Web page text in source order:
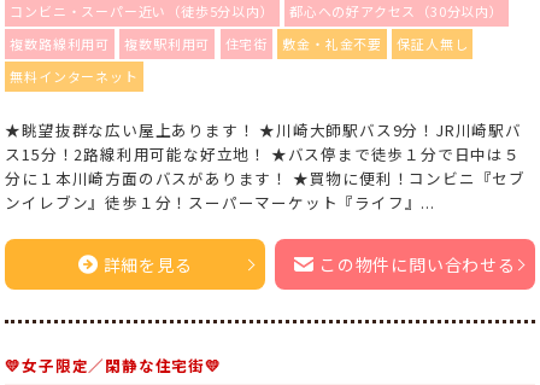
コンビニ・スーパー近い（徒歩5分以内）
都心への好アクセス（30分以内）
複数路線利用可
複数駅利用可 住宅街 敷金・礼金不要
保証人無し
無料インターネット
★眺望抜群な広い屋上あります！ ★川崎大師駅バス9分！JR川崎駅バ
ス15分！2路線利用可能な好立地！ ★バス停まで徒歩１分で日中は５
分に１本川崎方面のバスがあります！ ★買物に便利！コンビニ『セブ
ンイレブン』徒歩１分！スーパーマーケット『ライフ』...
詳細を見る この物件に問い合わせる
💛女子限定／閑静な住宅街💛